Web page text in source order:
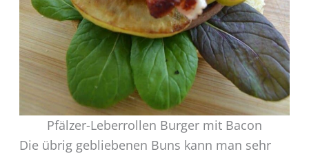
Pfälzer-Leberrollen Burger mit Bacon
Die übrig gebliebenen Buns kann man sehr